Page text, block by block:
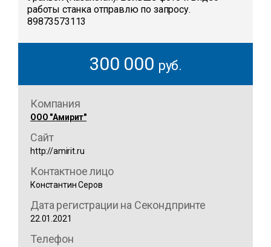
работы станка отправлю по запросу.
89873573113
300 000 руб.
Компания
ООО "Амирит"
Сайт
http://amirit.ru
Контактное лицо
Константин Серов
Дата регистрации на Секондпринте
22.01.2021
Телефон